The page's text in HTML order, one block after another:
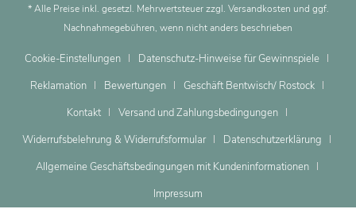
* Alle Preise inkl. gesetzl. Mehrwertsteuer zzgl. Versandkosten und ggf.
Nachnahmegebühren, wenn nicht anders beschrieben
Cookie-Einstellungen
Datenschutz-Hinweise für Gewinnspiele
Reklamation
Bewertungen
Geschäft Bentwisch/ Rostock
Kontakt
Versand und Zahlungsbedingungen
Widerrufsbelehrung & Widerrufsformular
Datenschutzerklärung
Allgemeine Geschäftsbedingungen mit Kundeninformationen
Impressum